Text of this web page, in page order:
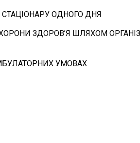
СТАЦІОНАРУ ОДНОГО ДНЯ
ЗДОРОВ’Я ШЛЯХОМ
УМОВАХ